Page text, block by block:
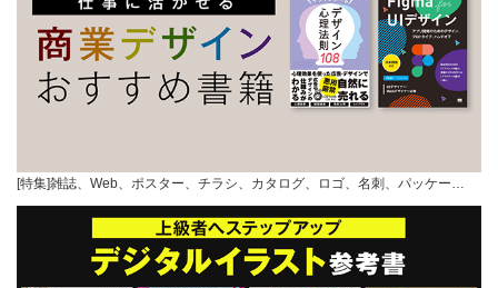
[特集]雑誌、Web、ポスター、チラシ、カタログ、ロゴ、名刺、パッケー…